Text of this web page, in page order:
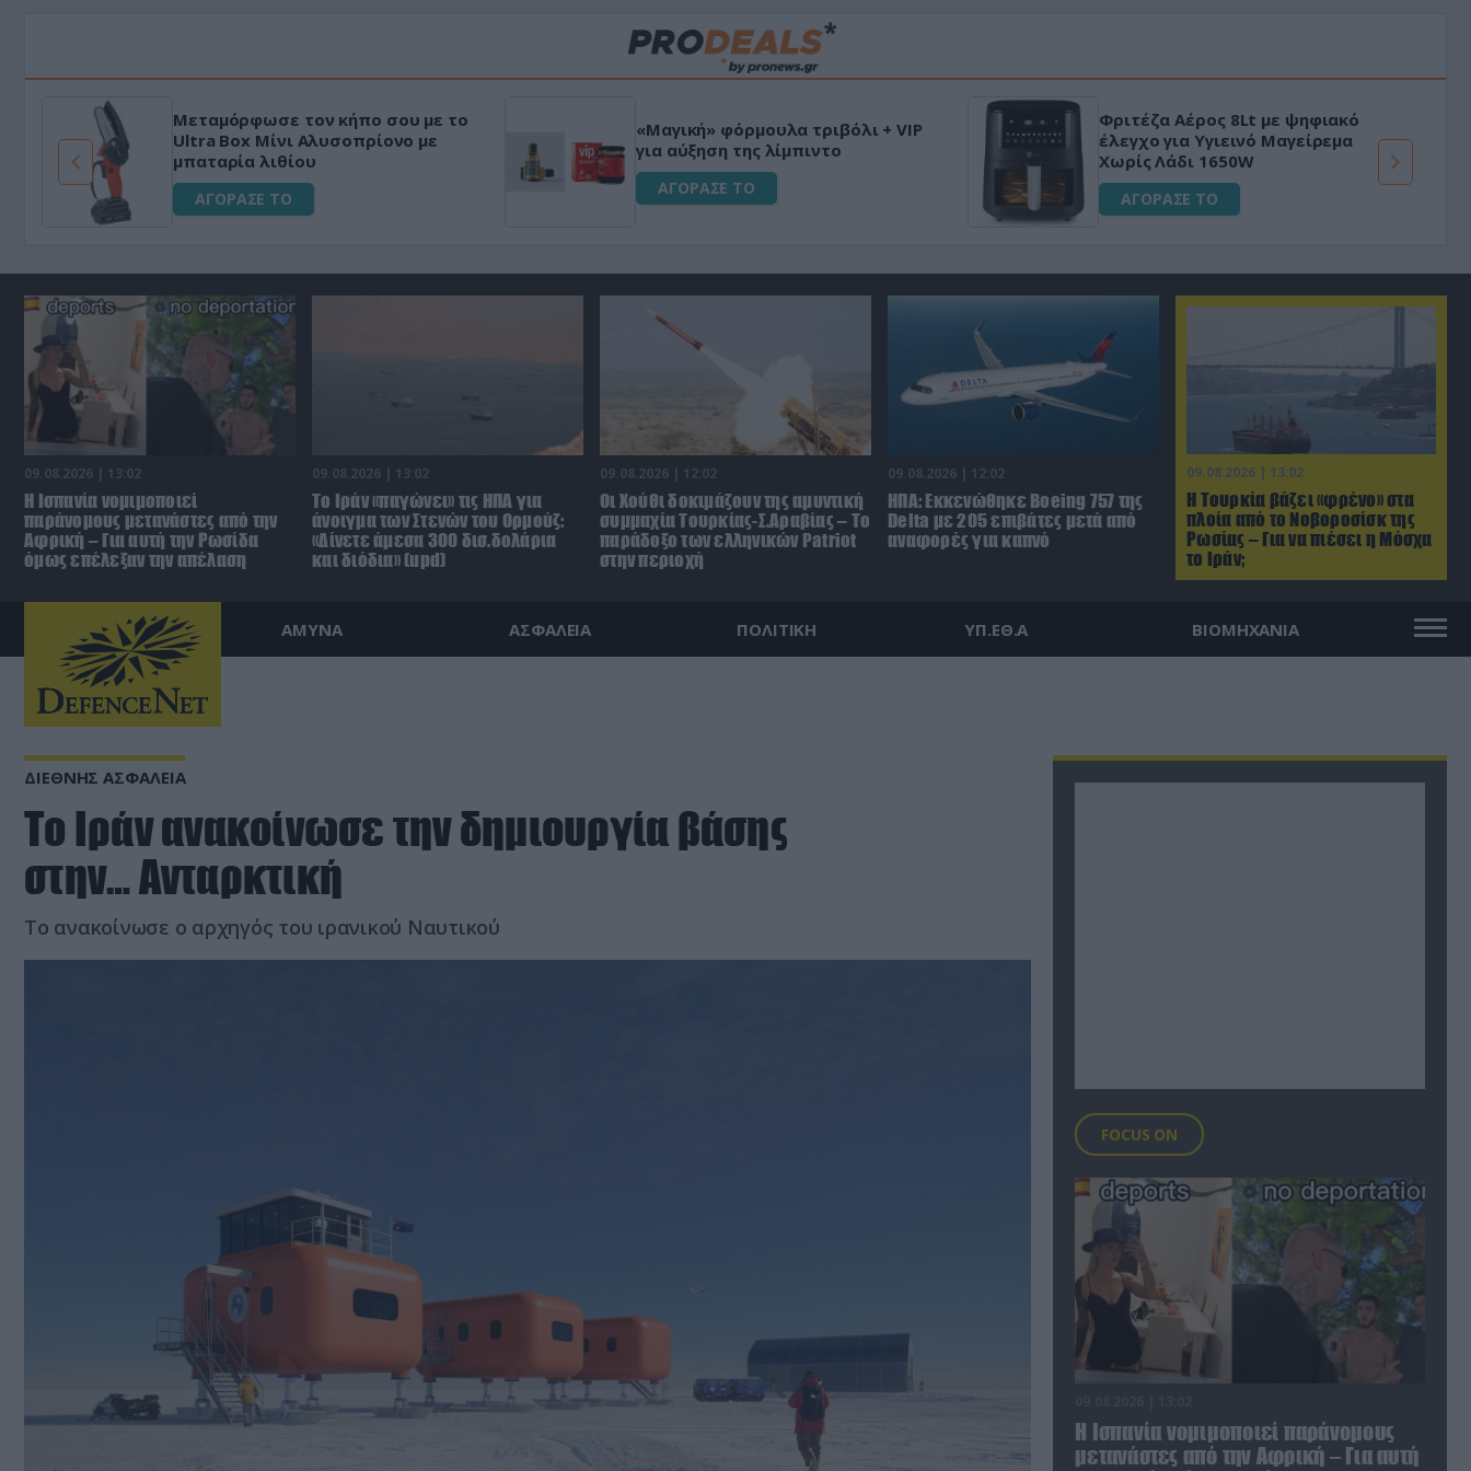
Μεταμόρφωσε τον κήπο σου με το
Ultra Box Μίνι Αλυσοπρίονο με
μπαταρία λιθίου
ΑΓΟΡΑΣΕ ΤΟ
«Μαγική» φόρμουλα τριβόλι + VIP
για αύξηση της λίμπιντο
ΑΓΟΡΑΣΕ ΤΟ
Φριτέζα Αέρος 8Lt με ψηφιακό
έλεγχο για Υγιεινό Μαγείρεμα
Χωρίς Λάδι 1650W
ΑΓΟΡΑΣΕ ΤΟ
09.08.2026 | 13:02
Η Τουρκία βάζει «φρένο» στα
πλοία από το Νοβοροσίσκ της
Ρωσίας – Για να πιέσει η Μόσχα
το Ιράν;
09.08.2026 | 13:02
Η Ισπανία νομιμοποιεί
παράνομους μετανάστες από την
Αφρική – Για αυτή την Ρωσίδα
όμως επέλεξαν την απέλαση
09.08.2026 | 13:02
Το Ιράν «παγώνει» τις ΗΠΑ για
άνοιγμα των Στενών του Ορμούζ:
«Δίνετε άμεσα 300 δισ.δολάρια
και διόδια» (upd)
09.08.2026 | 12:02
Οι Χούθι δοκιμάζουν της αμυντική
συμμαχία Τουρκίας-Σ.Αραβίας – Το
παράδοξο των ελληνικών Patriot
στην περιοχή
09.08.2026 | 12:02
ΗΠΑ: Εκκενώθηκε Boeing 757 της
Delta με 205 επιβάτες μετά από
αναφορές για καπνό
ΑΜΥΝΑ ΑΣΦΑΛΕΙΑ ΠΟΛΙΤΙΚΗ ΥΠ.ΕΘ.Α ΒΙΟΜΗΧΑΝΙΑ
ΔΙΕΘΝΗΣ ΑΣΦΑΛΕΙΑ
Το Ιράν ανακοίνωσε την δημιουργία βάσης
στην… Ανταρκτική
Το ανακοίνωσε ο αρχηγός του ιρανικού Ναυτικού
FOCUS ON
Η Ισπανία νομιμοποιεί παράνομους
μετανάστες από την Αφρική – Για αυτή